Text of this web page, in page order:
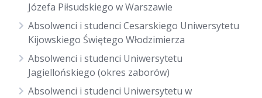
Józefa Piłsudskiego w Warszawie
Absolwenci i studenci Cesarskiego Uniwersytetu
Kijowskiego Świętego Włodzimierza
Absolwenci i studenci Uniwersytetu
Jagiellońskiego (okres zaborów)
Absolwenci i studenci Uniwersytetu w